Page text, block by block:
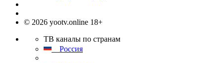
© 2026 yootv.online 18+
ТВ каналы по странам
Россия